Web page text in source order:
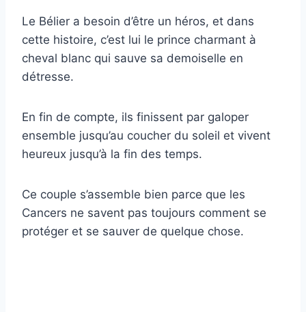
Le Bélier a besoin d’être un héros, et dans
cette histoire, c’est lui le prince charmant à
cheval blanc qui sauve sa demoiselle en
détresse.
En fin de compte, ils finissent par galoper
ensemble jusqu’au coucher du soleil et vivent
heureux jusqu’à la fin des temps.
Ce couple s’assemble bien parce que les
Cancers ne savent pas toujours comment se
protéger et se sauver de quelque chose.